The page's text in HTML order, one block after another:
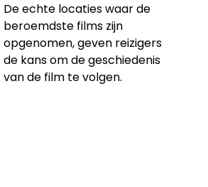
De echte locaties waar de
beroemdste films zijn
opgenomen, geven reizigers
de kans om de geschiedenis
van de film te volgen.